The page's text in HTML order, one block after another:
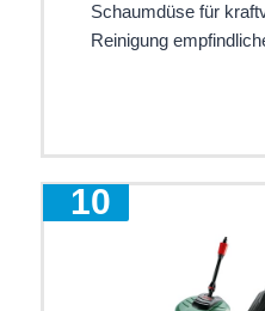
Schaumdüse für
Reinigung
10